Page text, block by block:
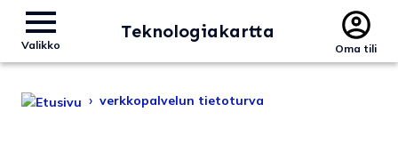
Valikko
Teknologiakartta
Oma tili
› verkkopalvelun tietoturva